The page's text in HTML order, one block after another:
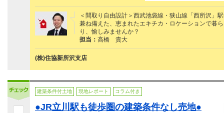
＜間取り自由設計＞西武池袋線・狭山線「西所沢」
兼ね備えた、恵まれたエキチカ・ロケーションで暮
り、愉しみませんか？
担当： 高橋 貴大
(株)住協新所沢支店
建築条件付土地 現地レポート コラム付き
●JR立川駅も徒歩圏の建築条件なし売地●